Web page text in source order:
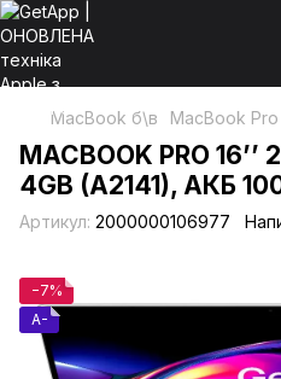
MacBook б\в MacBook Pro
MACBOOK PRO 16’’
4GB (A2141), АКБ
Артикул: 2000000106977
−7%
A-